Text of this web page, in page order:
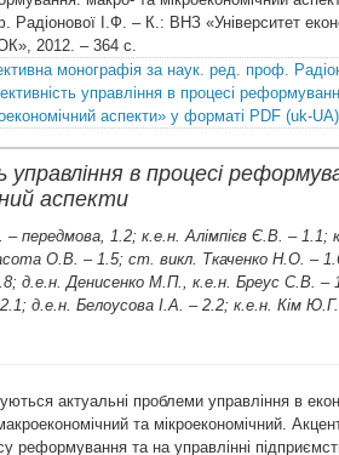
Радіонової І.Ф. – К.: ВНЗ «Університет
2012. – 364 с.
монографія за наук. ред. проф.
управління в процесі
аспекти» у форматі PDF (uk-UA)
в процесі
аспекти
– передмова, 1.2; к.е.н. Алімпієв Є.В. –
О.В. – 1.5; ст. викл. Ткаченко Н.О. –
д.е.н. Денисенко М.П., к.е.н. Бреус С.В. –
д.е.н. Белоусова І.А. – 2.2; к.е.н. Кім
актуальні проблеми управління в
та мікроекономічний.
реформування та на управлінні